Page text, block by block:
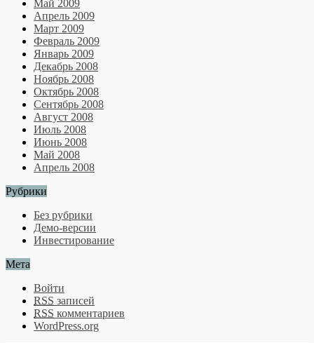
Май 2009
Апрель 2009
Март 2009
Февраль 2009
Январь 2009
Декабрь 2008
Ноябрь 2008
Октябрь 2008
Сентябрь 2008
Август 2008
Июль 2008
Июнь 2008
Май 2008
Апрель 2008
Рубрики
Без рубрики
Демо-версии
Инвестирование
Мета
Войти
RSS записей
RSS комментариев
WordPress.org